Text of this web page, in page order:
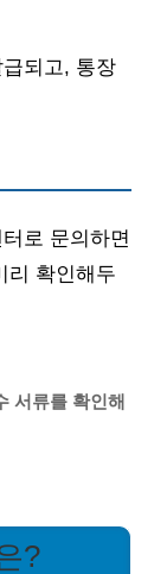
되고, 통장
로 문의하면
리 확인해두
서류를 확인해
?